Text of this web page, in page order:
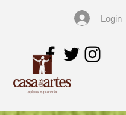
Login